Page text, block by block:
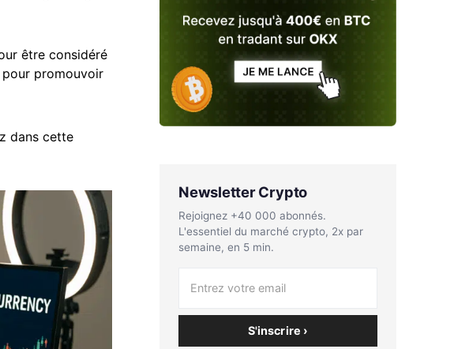
être considéré
promouvoir
dans cette
Newsletter Crypto
Rejoignez +40 000 abonnés.
L'essentiel du marché crypto, 2x par
semaine, en 5 min.
S'inscrire ›